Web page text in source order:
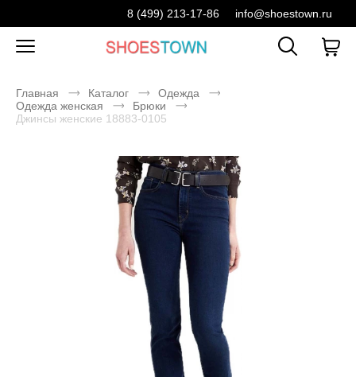
8 (499) 213-17-86 info@shoestown.ru
Главная Каталог
Одежда
Одежда женская
Брюки
Джинсы женские 18883-0105